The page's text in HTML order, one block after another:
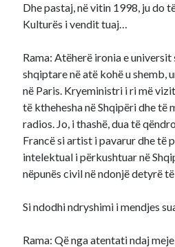
Dhe pastaj, në vitin 1998, ju do
Kulturës i vendit tuaj…
Rama: Atëherë ironia e
shqiptare në atë kohë u shemb,
në Paris. Kryeministri i ri më
të kthehesha në Shqipëri dhe të
radios. Jo, i thashë, dua të
Francë si artist i pavarur dhe të
intelektual i përkushtuar në
nëpunës civil në ndonjë detyrë
Si ndodhi ndryshimi i mendjes
Rama: Që nga atentati ndaj